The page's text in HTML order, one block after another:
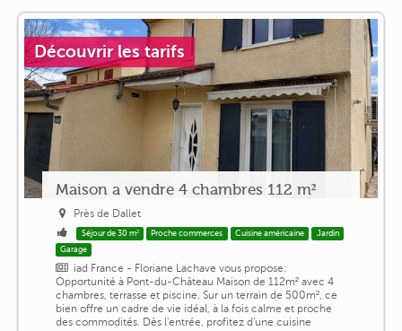
Découvrir les tarifs
Maison a vendre 4 chambres 112 m²
Près de Dallet
Séjour de 30 m² Proche commerces Cuisine américaine
Jardin
Garage
iad France - Floriane Lachave vous propose:
Opportunité à Pont-du-Château Maison de 112m² avec 4
chambres, terrasse et piscine. Sur un terrain de 500m², ce
bien offre un cadre de vie idéal, à la fois calme et proche
des commodités. Dès l'entrée, profitez d'une cuisine